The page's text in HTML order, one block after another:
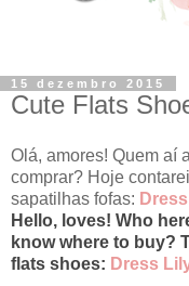
15 dezembro 2015
Cute Flats
Olá, amores! Quem aí
comprar? Hoje
sapatilhas fofas:
Hello, loves! Who
know where to buy?
flats shoes: Dress